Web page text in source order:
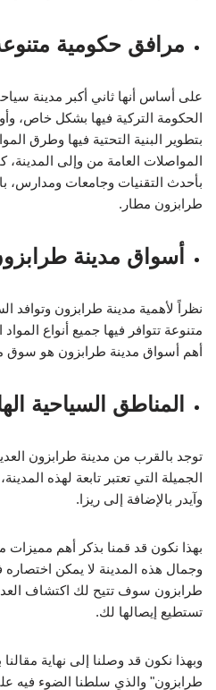
مرافق حكومية
على أساس أنها ثاني أكبر مدينة
الحكومة التركية فيها بشكل خاص،
بتطوير البنية التحتية فيها وطرق
المواصلات العامة من وإلى
بأحدث التقنيات وجامعات ومدارس،
طرابزون مطار.
أسواق مدينة
نظراً لأهمية مدينة طرابزون وتوافد
متنوعة تتوافر فيها جميع أنواع
أهم أسواق مدينة طرابزون هو سوق
المناطق السياحية
توجد بالقرب من مدينة طرابزون
الجميلة التي تعتبر تابعة لهذه
وآيدر بالإضافة إلى ريزا.
بهذا نكون قد قمنا بذكر أهم
وجمال هذه المدينة لا يمكن
طرابزون سوف تتيح لك اكتشاف
تستطيع إيصالها لك.
وبهذا نكون قد وصلنا إلى نهاية
طرابزون" والذي سلطنا الضوء فيه